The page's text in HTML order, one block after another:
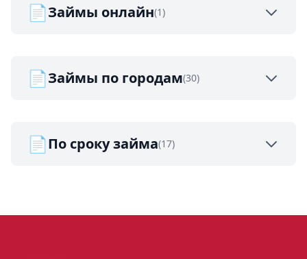
📄Займы онлайн(1)
📄Займы по городам(30)
📄По сроку займа(17)